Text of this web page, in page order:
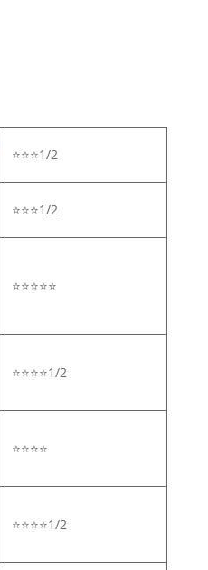
⭐⭐⭐1/2
⭐⭐⭐1/2
⭐⭐⭐⭐⭐
⭐⭐⭐⭐1/2
⭐⭐⭐⭐
⭐⭐⭐⭐1/2